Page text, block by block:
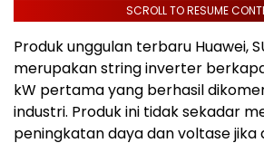
SCROLL TO RESUME
Produk unggulan terbaru Huawei,
merupakan string inverter
kW pertama yang berhasil
industri. Produk ini tidak sekadar
peningkatan daya dan voltase jika